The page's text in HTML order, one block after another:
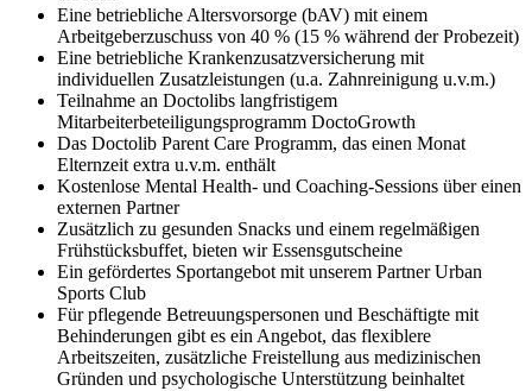
Eine betriebliche Altersvorsorge (bAV) mit einem
Arbeitgeberzuschuss von 40 % (15 % während der Probezeit)
Eine betriebliche Krankenzusatzversicherung mit
individuellen Zusatzleistungen (u.a. Zahnreinigung u.v.m.)
Teilnahme an Doctolibs langfristigem
Mitarbeiterbeteiligungsprogramm DoctoGrowth
Das Doctolib Parent Care Programm, das einen Monat
Elternzeit extra u.v.m. enthält
Kostenlose Mental Health- und Coaching-Sessions über einen
externen Partner
Zusätzlich zu gesunden Snacks und einem regelmäßigen
Frühstücksbuffet, bieten wir Essensgutscheine
Ein gefördertes Sportangebot mit unserem Partner Urban
Sports Club
Für pflegende Betreuungspersonen und Beschäftigte mit
Behinderungen gibt es ein Angebot, das flexiblere
Arbeitszeiten, zusätzliche Freistellung aus medizinischen
Gründen und psychologische Unterstützung beinhaltet